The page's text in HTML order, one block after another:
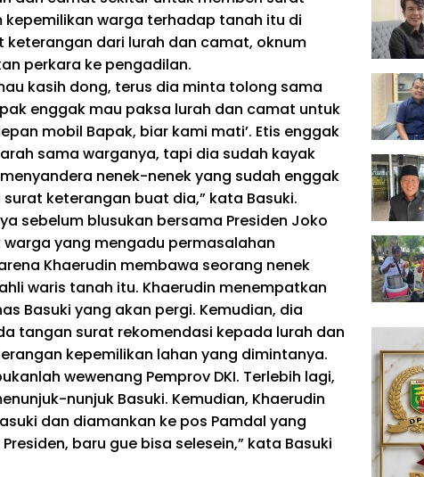
warga terhadap tanah itu di
dari lurah dan camat, oknum
perkara ke pengadilan.
kasih dong, terus dia minta tolong sama
enggak mau paksa lurah dan camat untuk
mobil Bapak, biar kami mati’. Etis enggak
sama warganya, tapi dia sudah kayak
nenek-nenek yang sudah enggak
keterangan buat dia,” kata Basuki.
sebelum blusukan bersama Presiden Joko
yang mengadu permasalahan
Khaerudin membawa seorang nenek
waris tanah itu. Khaerudin menempatkan
Basuki yang akan pergi. Kemudian, dia
tangan surat rekomendasi kepada lurah dan
kepemilikan lahan yang dimintanya.
wewenang Pemprov DKI. Terlebih lagi,
nunjuk Basuki. Kemudian, Khaerudin
dan diamankan ke pos Pamdal yang
baru gue bisa selesein,” kata Basuki